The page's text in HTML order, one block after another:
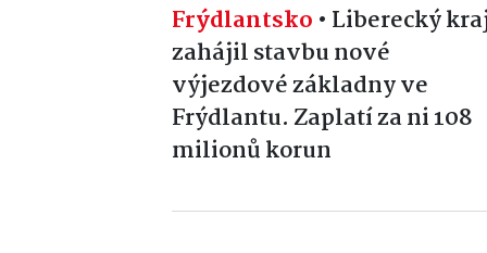
Frýdlantsko • Liberecký
zahájil stavbu nové
výjezdové základny ve
Frýdlantu. Zaplatí za ni 108
milionů korun